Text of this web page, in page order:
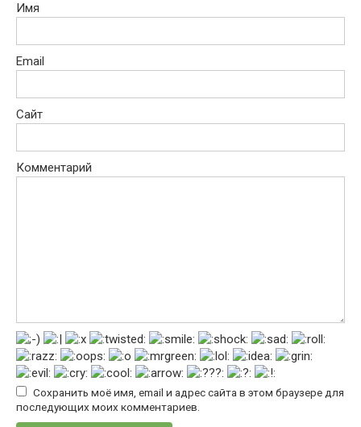
Имя
Email
Сайт
Комментарий
Сохранить моё имя, email и адрес сайта в этом браузере для
последующих моих комментариев.